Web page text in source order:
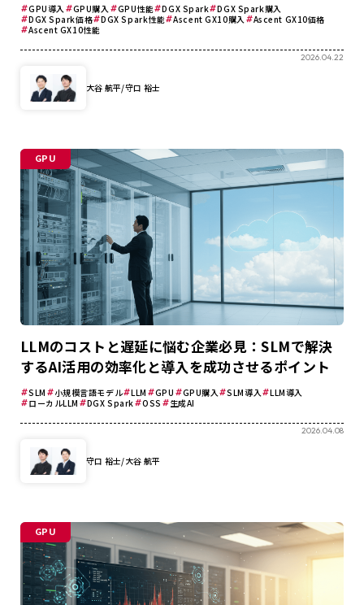
GPU導入 GPU購入 GPU性能 DGX Spark
DGX Spark購入
DGX Spark価格
DGX Spark性能 Ascent GX10購入
Ascent GX10価格
Ascent GX10性能
2026.04.22
大谷 航平/守口 裕士
GPU
LLMのコストと遅延に悩む企業必見：SLMで解決
するAI活用の効率化と導入を成功させるポイント
SLM 小規模言語モデル LLM GPU GPU購入 SLM導入
LLM導入
ローカルLLM
DGX Spark OSS 生成AI
2026.04.08
守口 裕士/大谷 航平
GPU